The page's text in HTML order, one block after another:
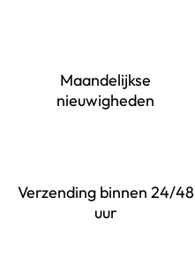
Maandelijkse
nieuwigheden
Verzending binnen 24/48
uur